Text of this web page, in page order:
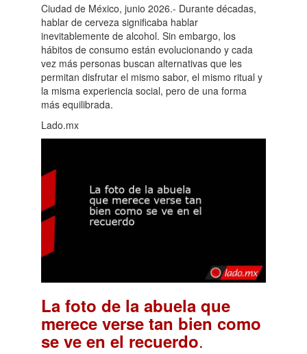
Ciudad de México, junio 2026.- Durante décadas,
hablar de cerveza significaba hablar
inevitablemente de alcohol. Sin embargo, los
hábitos de consumo están evolucionando y cada
vez más personas buscan alternativas que les
permitan disfrutar el mismo sabor, el mismo ritual y
la misma experiencia social, pero de una forma
más equilibrada.
Lado.mx
La foto de la abuela que
merece verse tan bien como
se ve en el recuerdo.